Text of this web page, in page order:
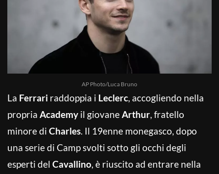
AP Photo/Luca Bruno
La Ferrari raddoppia i Leclerc, accogliendo nella
propria Academy il giovaneArthur, fratello
minore di Charles. Il 19enne monegasco, dopo
una serie di Camp svolti sotto gli occhi degli
esperti del Cavallino, è riuscito ad entrare nella